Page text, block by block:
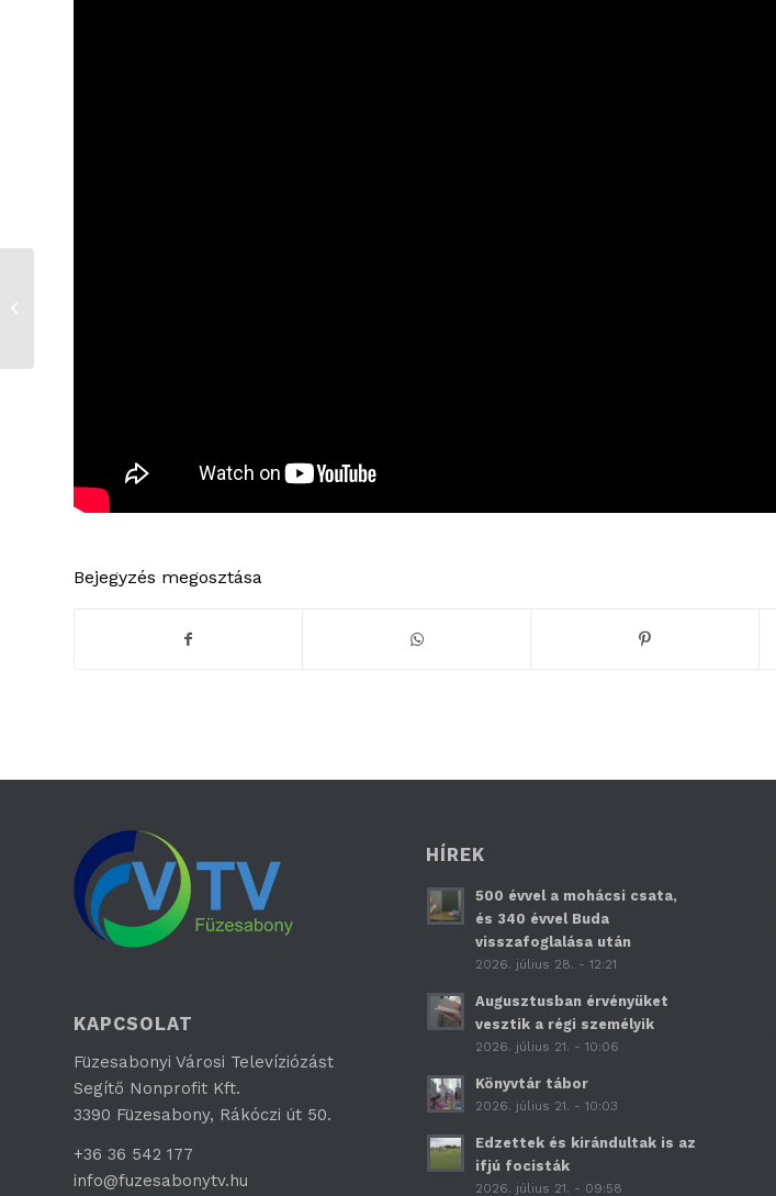
Bejegyzés megosztása
KAPCSOLAT
Füzesabonyi Városi Televíziózást
Segítő Nonprofit Kft.
3390 Füzesabony, Rákóczi út 50.
+36 36 542 177
info@fuzesabonytv.hu
HÍREK
500 évvel a mohácsi csata,
és 340 évvel Buda
visszafoglalása után
2026. július 28. - 12:21
Augusztusban érvényüket
vesztik a régi személyik
2026. július 21. - 10:06
Könyvtár tábor
2026. július 21. - 10:03
Edzettek és kirándultak is az
ifjú focisták
2026. július 21. - 09:58